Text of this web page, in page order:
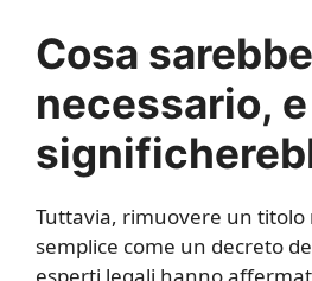
Cosa sarebbe
necessario,
Tuttavia, rimuovere un titolo
semplice come un decreto